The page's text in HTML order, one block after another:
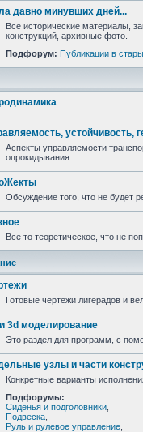
давно минувших дней...
Все исторические материалы,
конструкций, архивные фото.
Подфорум: Публикации в
устойчивость,
Аспекты управляемости
опрокидывания
Обсуждение того, что не будет
Все то теоретическое, что не
Готовые чертежи лигерадов и
3d моделирование
Это раздел для программ, с
узлы и части
Конкретные варианты
Подфорумы:
Сиденья и подголовники
Подвеска
Руль и рулевое управление